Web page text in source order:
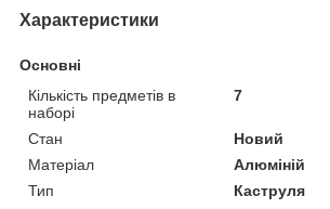
Характеристики
Основні
Кількість предметів в
наборі
7
Стан
Новий
Матеріал
Алюміній
Тип
Каструля